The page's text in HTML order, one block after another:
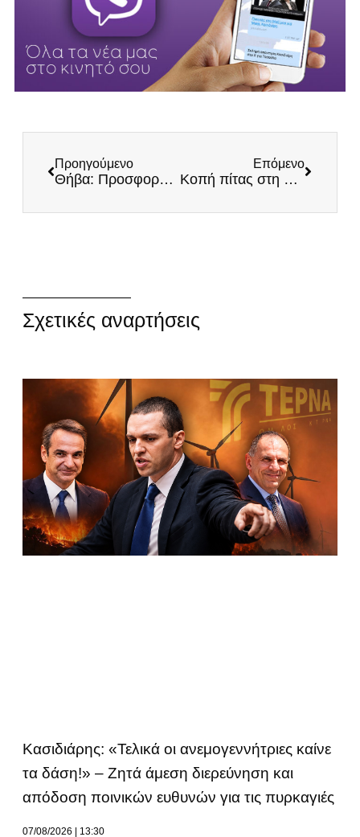
Προηγούμενο
Θήβα: Προσφορά τροφίμων σε δύο γηροκομεία
Επόμενο
Κοπή πίτας στη Θεσσαλονίκη
Σχετικές αναρτήσεις
Κασιδιάρης: «Τελικά οι ανεμογεννήτριες καίνε
τα δάση!» – Ζητά άμεση διερεύνηση και
απόδοση ποινικών ευθυνών για τις πυρκαγιές
07/08/2026 13:30